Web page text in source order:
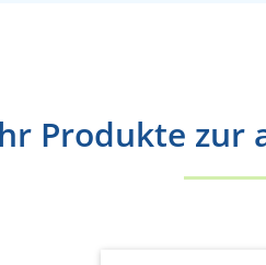
Produkte zur